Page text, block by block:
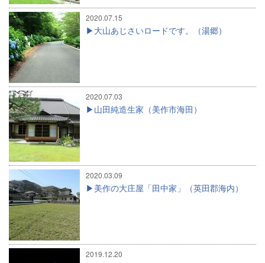
2020.07.15
大山あじさいロードです。（湯郷）
2020.07.03
山田純造生家（美作市海田）
2020.03.09
美作の大庄屋「田中家」（英田郡海内）
2019.12.20